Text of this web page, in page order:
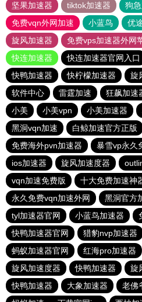
坚果加速器
tiktok加速器
狗
免费vqn外网加速
小蓝鸟 优
旋风加速器
免费vps加速器外网
快连加速器
快连加速器官网入口
快鸭加速器
快柠檬加速器 旋
软件中心
雷霆加速 狂飙加速
小美
小美vpn 小美加速器
黑洞vqn加速
白鲸加速官方正版
免费海外pvn加速器
暴雪vp永久
ios加速器
旋风加速度器
vqn加速免费版
十大免费加速神
永久免费vqn加速外网
黑洞官方
tyl加速器官网
小蓝鸟加速器
快鸭加速器官网
猎豹nvp加速器
蚂蚁加速器官网
红海pro加速器
旋风加速度器
快鸭加速器 旋
快鸭加速器
大象加速器 老佛